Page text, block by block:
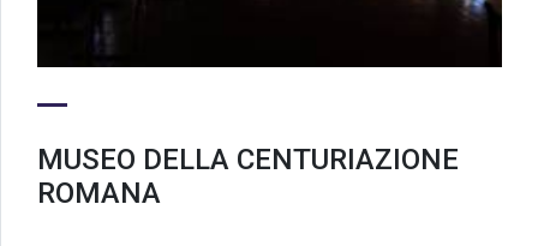
MUSEO DELLA CENTURIAZIONE
ROMANA